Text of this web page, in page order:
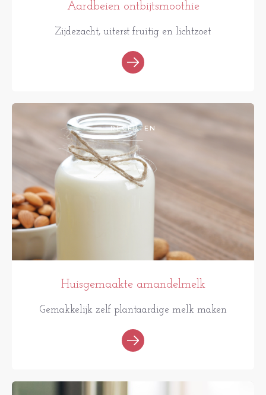
Aardbeien ontbijtsmoothie
Zijdezacht, uiterst fruitig en lichtzoet
RECEPTEN
Huisgemaakte amandelmelk
Gemakkelijk zelf plantaardige melk maken